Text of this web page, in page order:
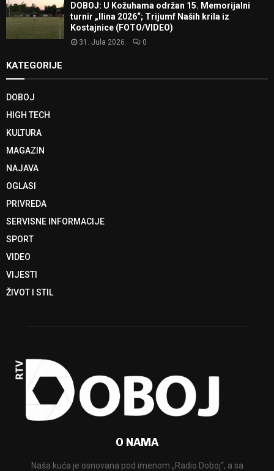
DOBOJ: U Kožuhama održan 15. Memorijalni
turnir „Ilina 2026“; Trijumf Naših krila iz
Kostajnice (FOTO/VIDEO)
31. Jula 2026. 0
KATEGORIJE
DOBOJ
HIGH TECH
KULTURA
MAGAZIN
NAJAVA
OGLASI
PRIVREDA
SERVISNE INFORMACIJE
SPORT
VIDEO
VIJESTI
ŽIVOT I STIL
O NAMA
Naša kuća je osnovana pod imenom „Radio Doboj“, a sa